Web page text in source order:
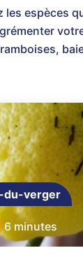
les espèces
du-verger
6 minutes